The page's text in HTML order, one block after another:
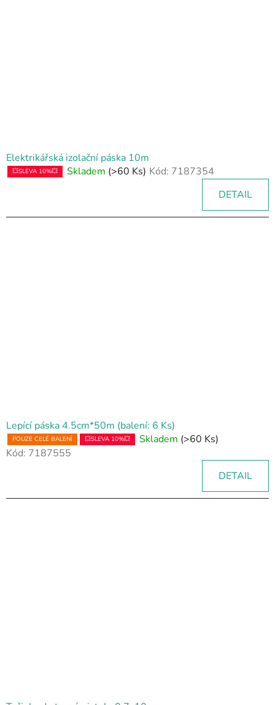
Elektrikářská izolační páska 10m
💥SLEVA 10%💥 Skladem (>60 Ks) Kód: 7187354
DETAIL
Lepící páska 4.5cm*50m (balení: 6 Ks)
POUZE CELÉ BALENÍ 💥SLEVA 10%💥 Skladem (>60 Ks)
Kód: 7187555
DETAIL